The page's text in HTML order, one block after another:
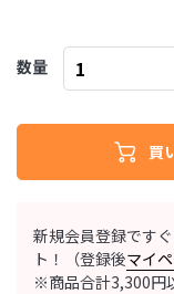
新規会員登録です
ト！（登録後マイ
※商品合計3,300円
数量